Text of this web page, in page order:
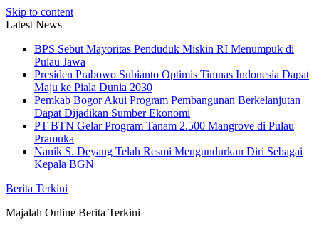
Skip to content
Latest News
BPS Sebut Mayoritas Penduduk Miskin RI Menumpuk di
Pulau Jawa
Presiden Prabowo Subianto Optimis Timnas Indonesia Dapat
Maju ke Piala Dunia 2030
Pemkab Bogor Akui Program Pembangunan Berkelanjutan
Dapat Dijadikan Sumber Ekonomi
PT BTN Gelar Program Tanam 2.500 Mangrove di Pulau
Pramuka
Nanik S. Deyang Telah Resmi Mengundurkan Diri Sebagai
Kepala BGN
Berita Terkini
Majalah Online Berita Terkini